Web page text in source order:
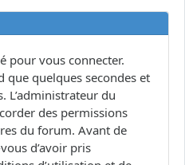
pour vous connecter.
que quelques secondes et
L’administrateur du
des permissions
du forum. Avant de
d’avoir pris